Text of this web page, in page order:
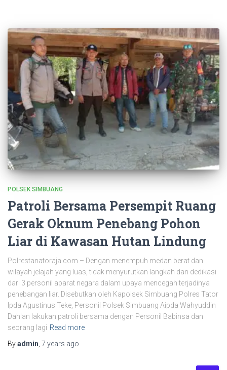
POLSEK SIMBUANG
Patroli Bersama Persempit Ruang
Gerak Oknum Penebang Pohon
Liar di Kawasan Hutan Lindung
Polrestanatoraja.com – Dengan menempuh medan berat dan
wilayah jelajah yang luas, tidak menyurutkan langkah dan dedikasi
dari 3 personil aparat negara dalam upaya mencegah terjadinya
penebangan liar. Disebutkan oleh Kapolsek Simbuang Polres Tator
Ipda Agustinus Teke, Personil Polsek Simbuang Aipda Wahyuddin
Dahlan lakukan patroli bersama dengan Personil Babinsa dan
seorang lagi Read more
Byadmin 7 years ago